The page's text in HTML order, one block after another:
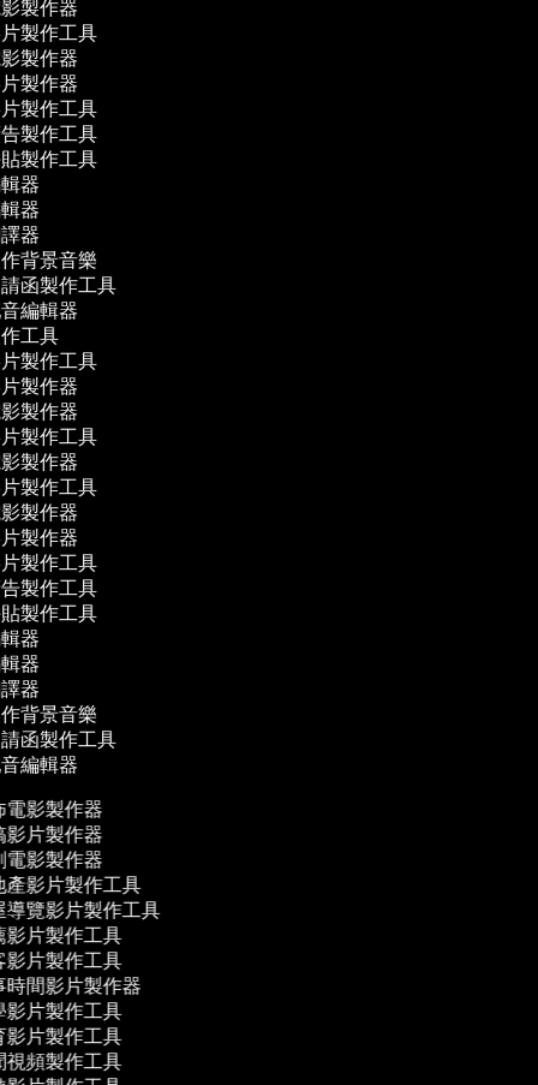
影製作器
片製作工具
影製作器
片製作器
片製作工具
告製作工具
貼製作工具
輯器
輯器
譯器
作背景音樂
請函製作工具
音編輯器
作工具
片製作工具
片製作器
影製作器
片製作工具
影製作器
片製作工具
影製作器
片製作器
片製作工具
告製作工具
貼製作工具
輯器
輯器
譯器
作背景音樂
請函製作工具
音編輯器
影製作器
片製作器
影製作器
影片製作工具
覽影片製作工具
片製作工具
片製作工具
間影片製作器
片製作工具
片製作工具
頻製作工具